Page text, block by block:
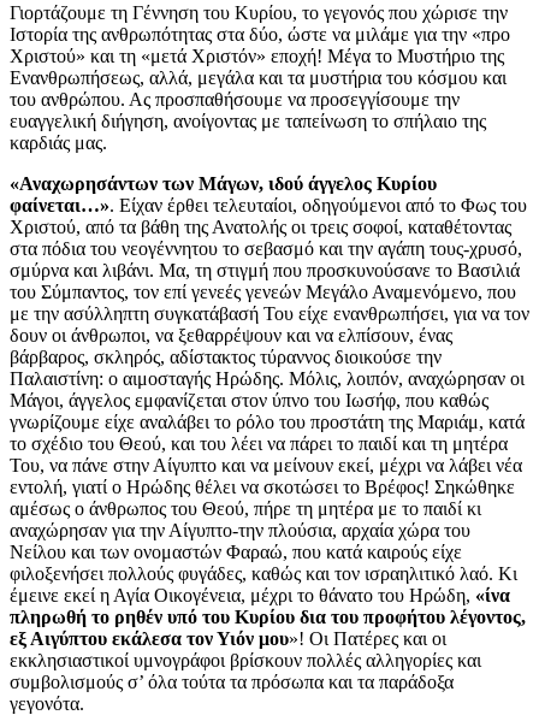
Γιορτάζουμε τη Γέννηση του Κυρίου, το γεγονός που χώρισε την
Ιστορία της ανθρωπότητας στα δύο, ώστε να μιλάμε για την «προ
Χριστού» και τη «μετά Χριστόν» εποχή! Μέγα το Μυστήριο της
Ενανθρωπήσεως, αλλά, μεγάλα και τα μυστήρια του κόσμου και
του ανθρώπου. Ας προσπαθήσουμε να προσεγγίσουμε την
ευαγγελική διήγηση, ανοίγοντας με ταπείνωση το σπήλαιο της
καρδιάς μας.
«Αναχωρησάντων των Μάγων, ιδού άγγελος Κυρίου
φαίνεται…». Είχαν έρθει τελευταίοι, οδηγούμενοι από το Φως του
Χριστού, από τα βάθη της Ανατολής οι τρεις σοφοί, καταθέτοντας
στα πόδια του νεογέννητου το σεβασμό και την αγάπη τους-χρυσό,
σμύρνα και λιβάνι. Μα, τη στιγμή που προσκυνούσανε το Βασιλιά
του Σύμπαντος, τον επί γενεές γενεών Μεγάλο Αναμενόμενο, που
με την ασύλληπτη συγκατάβασή Του είχε ενανθρωπήσει, για να τον
δουν οι άνθρωποι, να ξεθαρρέψουν και να ελπίσουν, ένας
βάρβαρος, σκληρός, αδίστακτος τύραννος διοικούσε την
Παλαιστίνη: ο αιμοσταγής Ηρώδης. Μόλις, λοιπόν, αναχώρησαν οι
Μάγοι, άγγελος εμφανίζεται στον ύπνο του Ιωσήφ, που καθώς
γνωρίζουμε είχε αναλάβει το ρόλο του προστάτη της Μαριάμ, κατά
το σχέδιο του Θεού, και του λέει να πάρει το παιδί και τη μητέρα
Του, να πάνε στην Αίγυπτο και να μείνουν εκεί, μέχρι να λάβει νέα
εντολή, γιατί ο Ηρώδης θέλει να σκοτώσει το Βρέφος! Σηκώθηκε
αμέσως ο άνθρωπος του Θεού, πήρε τη μητέρα με το παιδί κι
αναχώρησαν για την Αίγυπτο-την πλούσια, αρχαία χώρα του
Νείλου και των ονομαστών Φαραώ, που κατά καιρούς είχε
φιλοξενήσει πολλούς φυγάδες, καθώς και τον ισραηλιτικό λαό. Κι
έμεινε εκεί η Αγία Οικογένεια, μέχρι το θάνατο του Ηρώδη, «ίνα
πληρωθή το ρηθέν υπό του Κυρίου δια του προφήτου λέγοντος,
εξ Αιγύπτου εκάλεσα τον Υιόν μου»! Οι Πατέρες και οι
εκκλησιαστικοί υμνογράφοι βρίσκουν πολλές αλληγορίες και
συμβολισμούς σ’ όλα τούτα τα πρόσωπα και τα παράδοξα
γεγονότα.